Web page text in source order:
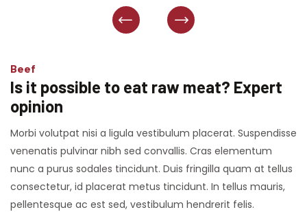
Beef
Is it possible to eat raw meat? Expert
opinion
Morbi volutpat nisi a ligula vestibulum placerat. Suspendisse
venenatis pulvinar nibh sed convallis. Cras elementum
nunc a purus sodales tincidunt. Duis fringilla quam at tellus
consectetur, id placerat metus tincidunt. In tellus mauris,
pellentesque ac est sed, vestibulum hendrerit felis.